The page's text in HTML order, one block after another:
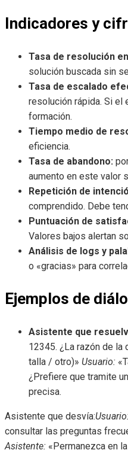
Indicadores y
Tasa de resolución
solución buscada sin
Tasa de escalado
resolución rápida. Si el
formación.
Tiempo medio de
eficiencia.
Tasa de abandono:
aumento en este valor
Repetición de
comprendido. Debe
Puntuación de
Valores bajos alertan
Análisis de logs y
o «gracias» para
Ejemplos de
Asistente que
12345. ¿La razón de
talla / otro)» Usuario:
¿Prefiere que tramite
precisa.
Asistente que desvía:
consultar las preguntas
Asistente: «Permanezca en